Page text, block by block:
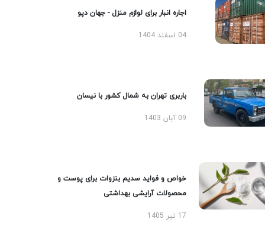
اجاره انبار برای لوازم منزل - جهان دپو
04 اسفند 1404
باربری تهران به شمال کشور با نیسان
09 آبان 1403
خواص و فواید سدیم بنزوات برای پوست و
محصولات آرایشی بهداشتی
17 تیر 1405